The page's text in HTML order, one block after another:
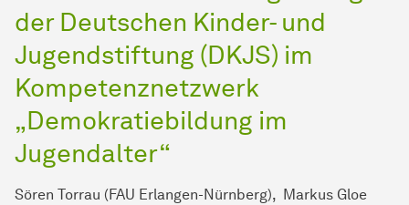
der Deutschen Kinder- und
Jugendstiftung (DKJS) im
Kompetenznetzwerk
„Demokratiebildung im
Jugendalter“
Sören Torrau (FAU Erlangen-Nürnberg), Markus Gloe